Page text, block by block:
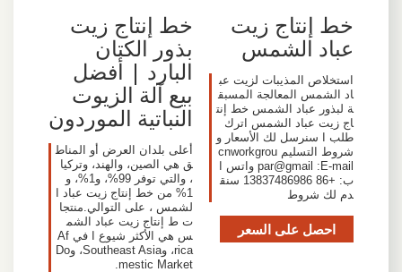
خط إنتاج زيت
عباد الشمس
استخلاص المذيبات لزيت عب
اد الشمس المعالجة المسبق
ة لبذور عباد الشمس خط إنت
اج زيت عباد الشمس اترك
طلب ا سنرسل لك الأسعار و
شروط التسليم cnworkgrou
par@gmail :E-mail واتس ا
ب: +86 13837486986 سنق
دم لك شروط
احصل على السعر
خط إنتاج زيت
بذور الكتان
البارد | أفضل
بيع آلة الزيوت
النباتية الموردون
أعلى بلدان العرض أو المناط
ق هي الصين، والهند، وتركيا
، والتي توفر 99%، و1%، و
1% من خط إنتاج زيت عباد ا
لشمس ، على التوالي.منتجا
ت ط إنتاج زيت عباد الشم
س هي الأكثر شيوع ا في Af
rica، وSoutheast Asia، وDo
mestic Market.